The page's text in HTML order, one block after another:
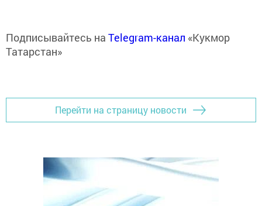
Подписывайтесь на Telegram-канал «Кукмор
Татарстан»
Перейти на страницу новости